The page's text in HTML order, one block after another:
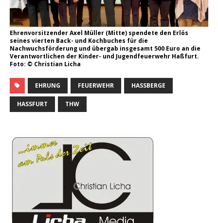
Ehrenvorsitzender Axel Müller (Mitte) spendete den Erlös
seines vierten Back- und Kochbuches für die
Nachwuchsförderung und übergab insgesamt 500 Euro an die
Verantwortlichen der Kinder- und Jugendfeuerwehr Haßfurt.
Foto: © Christian Licha
EHRUNG FEUERWEHR HASSBERGE
HASSFURT THW